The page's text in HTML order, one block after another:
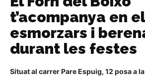
t’acompanya en
esmorzars i
durant les festes
Situat al carrer Pare Espuig, 12 posa a